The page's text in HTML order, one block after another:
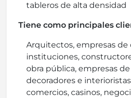
tableros de alta densidad
Tiene como principales
Arquitectos, empresas
instituciones,
obra pública, empresas
decoradores e
comercios, casinos,